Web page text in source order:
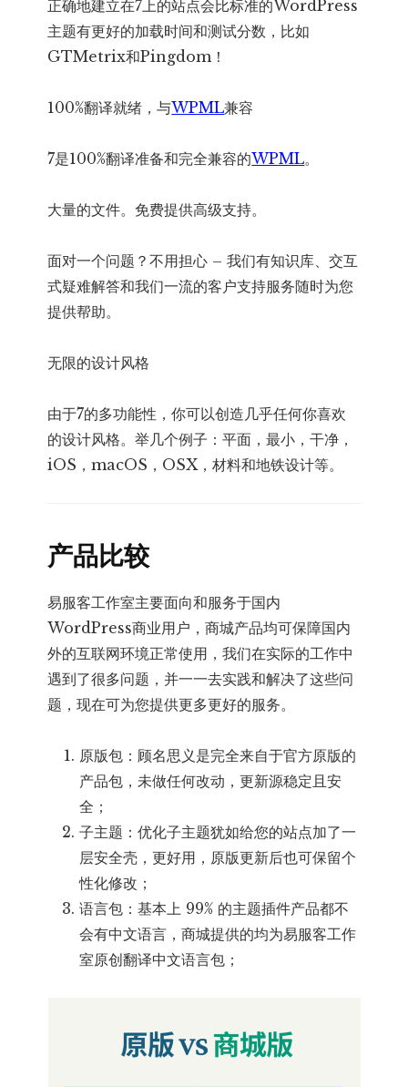
正确地建立在7上的站点会比标准的WordPress
主题有更好的加载时间和测试分数，比如
GTMetrix和Pingdom！
100%翻译就绪，与WPML兼容
7是100%翻译准备和完全兼容的WPML。
大量的文件。免费提供高级支持。
面对一个问题？不用担心 – 我们有知识库、交互
式疑难解答和我们一流的客户支持服务随时为您
提供帮助。
无限的设计风格
由于7的多功能性，你可以创造几乎任何你喜欢
的设计风格。举几个例子：平面，最小，干净，
iOS，macOS，OSX，材料和地铁设计等。
产品比较
易服客工作室主要面向和服务于国内
WordPress商业用户，商城产品均可保障国内
外的互联网环境正常使用，我们在实际的工作中
遇到了很多问题，并一一去实践和解决了这些问
题，现在可为您提供更多更好的服务。
原版包：顾名思义是完全来自于官方原版的
产品包，未做任何改动，更新源稳定且安
全；
子主题：优化子主题犹如给您的站点加了一
层安全壳，更好用，原版更新后也可保留个
性化修改；
语言包：基本上 99% 的主题插件产品都不
会有中文语言，商城提供的均为易服客工作
室原创翻译中文语言包；